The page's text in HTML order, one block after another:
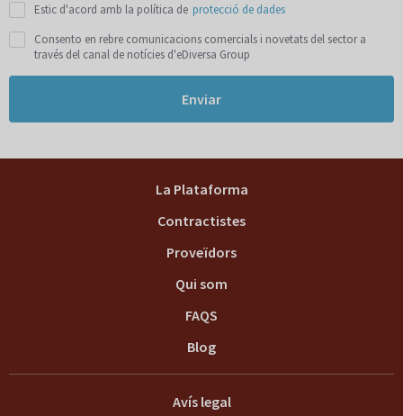
Estic d'acord amb la política de protecció de dades
Consento en rebre comunicacions comercials i novetats del sector a
través del canal de notícies d'eDiversa Group
Enviar
La Plataforma
Contractistes
Proveïdors
Qui som
FAQS
Blog
Avís legal